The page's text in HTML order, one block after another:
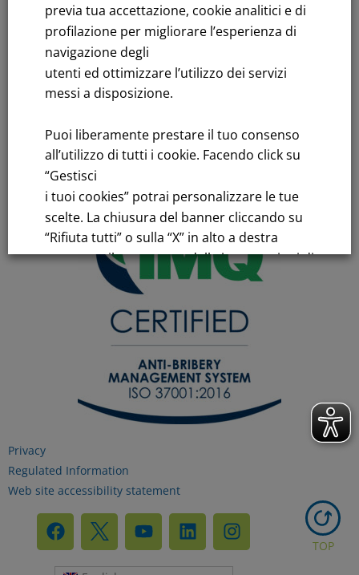
FNM S.p.A.
Headquarters in Milan, Piazzale Cadorna, 14
fnm@legalmail.it
Share capital € 230,000,000.00 fully paid up
C.F.and VAT number 00776140154
C.C.I.AA. Milano – REA 28331
Privacy
Regulated Information
Web site accessibility statement
TOP
previa tua accettazione, cookie analitici e di
profilazione per migliorare l’esperienza di
navigazione degli
utenti ed ottimizzare l’utilizzo dei servizi
messi a disposizione.
Puoi liberamente prestare il tuo consenso
all’utilizzo di tutti i cookie. Facendo click su
“Gestisci
i tuoi cookies” potrai personalizzare le tue
scelte. La chiusura del banner cliccando su
“Rifiuta tutti” o sulla “X” in alto a destra
comporta il permanere delle impostazioni di
default e la continuazione della navigazione
in assenza di cookie o altri strumenti di
tracciamento diversi da quelli tecnici.
Per maggiori informazioni consulta la
Informativa sui dati personali e cookie
RIFIUTA TUTTI
GESTISCI I TUOI COOKIES